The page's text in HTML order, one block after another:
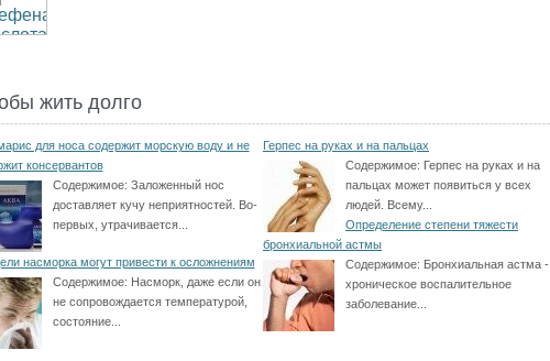
жить долго
для носа содержит морскую воду и не
консервантов
Содержимое: Заложенный нос
доставляет кучу неприятностей. Во-
первых, утрачивается...
Герпес на руках и на пальцах
Содержимое: Герпес на руках и на
пальцах может появиться у всех
людей. Всему...
насморка могут привести к осложнениям
Содержимое: Насморк, даже если он
не сопровождается температурой,
состояние...
Определение степени тяжести
бронхиальной астмы
Содержимое: Бронхиальная астма -
хроническое воспалительное
заболевание...